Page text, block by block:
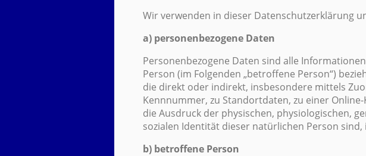
Wir verwenden in dieser Datenschutzerklärung
a) personenbezogene Daten
Personenbezogene Daten sind alle
Person (im Folgenden „betroffene Person“)
die direkt oder indirekt, insbesondere mittels
Kennnummer, zu Standortdaten, zu einer
die Ausdruck der physischen, physiologischen,
sozialen Identität dieser natürlichen Person
b) betroffene Person